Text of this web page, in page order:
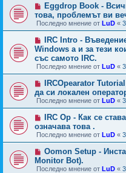
Eggdrop Book -
това, проблемът ви
Последно мнение от LuD «
IRC Intro -
Windows а и за тези
със самото IRC.
Последно мнение от LuD «
IRCOpearator
да си локален
Последно мнение от LuD «
IRC Op - Как се
означава това .
Последно мнение от LuD «
Oomon Setup -
Monitor Bot).
Последно мнение от LuD «